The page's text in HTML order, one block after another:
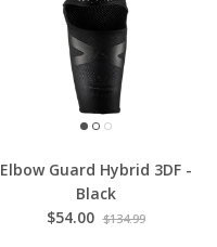
Elbow Guard Hybrid 3DF -
Black
$54.00 $134.99